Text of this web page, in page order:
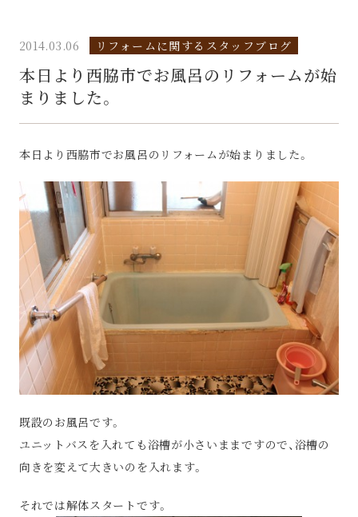
2014.03.06 リフォームに関するスタッフブログ
本日より西脇市でお風呂のリフォームが始
まりました。
本日より西脇市でお風呂のリフォームが始まりました。
既設のお風呂です。
ユニットバスを入れても浴槽が小さいままですので、浴槽の
向きを変えて大きいのを入れます。
それでは解体スタートです。